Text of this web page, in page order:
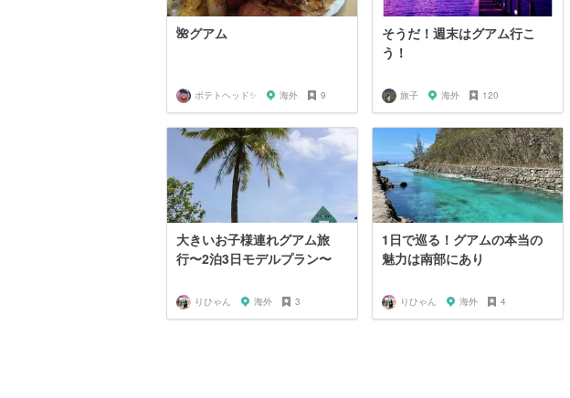
🌺グアム
ポテトヘッド✨ 海外 9
そうだ！週末はグアム行こ
う！
旅子 海外 120
大きいお子様連れグアム旅
行〜2泊3日モデルプラン〜
りひゃん 海外 3
1日で巡る！グアムの本当の
魅力は南部にあり
りひゃん 海外 4